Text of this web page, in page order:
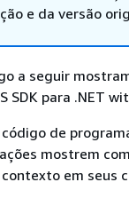
e da versão
a seguir
SDK para .NET
de
mostrem
em seus